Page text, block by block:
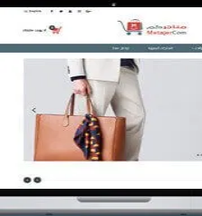
متاجركم